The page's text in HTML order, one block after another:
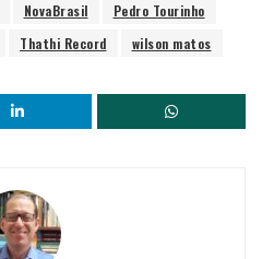
NovaBrasil
Pedro Tourinho
Thathi Record wilson matos